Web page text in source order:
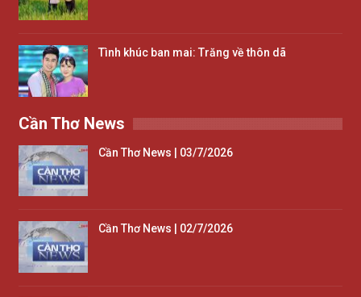
Tình khúc ban mai: Trăng về thôn dã
Cần Thơ News
Cần Thơ News | 03/7/2026
Cần Thơ News | 02/7/2026